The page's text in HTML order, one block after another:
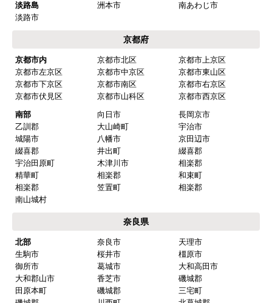
淡路島
洲本市
南あわじ市
淡路市
京都府
京都市内 京都市北区
京都市上京区
京都市左京区
京都市中京区
京都市東山区
京都市下京区
京都市南区
京都市右京区
京都市伏見区
京都市山科区
京都市西京区
南部
向日市
長岡京市
乙訓郡
大山崎町
宇治市
城陽市
八幡市
京田辺市
綴喜郡
井出町
綴喜郡
宇治田原町
木津川市
相楽郡
精華町
相楽郡
和束町
相楽郡
笠置町
相楽郡
南山城村
奈良県
北部 奈良市
天理市
生駒市
桜井市
橿原市
御所市
葛城市
大和高田市
大和郡山市
香芝市
磯城郡
田原本町
磯城郡
三宅町